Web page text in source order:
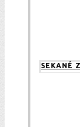
SEKANÉ